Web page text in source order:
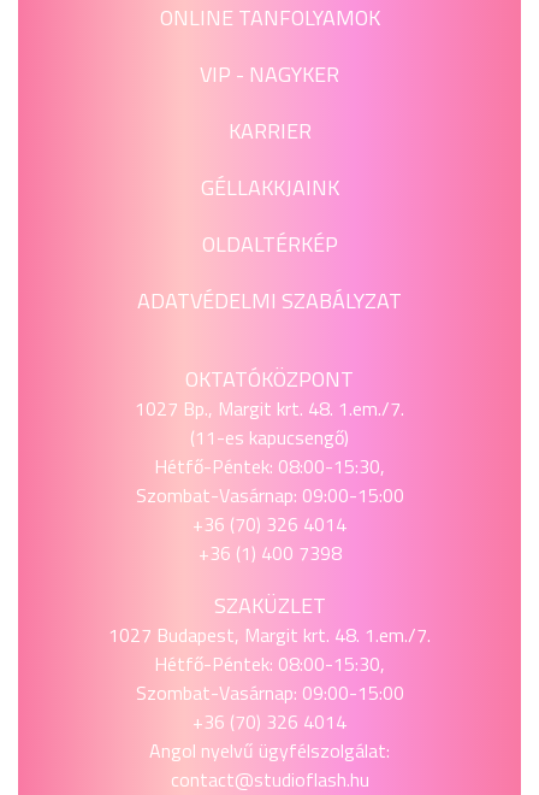
ONLINE TANFOLYAMOK
VIP - NAGYKER
KARRIER
GÉLLAKKJAINK
OLDALTÉRKÉP
ADATVÉDELMI SZABÁLYZAT
OKTATÓKÖZPONT
1027 Bp., Margit krt. 48. 1.em./7.
(11-es kapucsengő)
Hétfő-Péntek: 08:00-15:30,
Szombat-Vasárnap: 09:00-15:00
+36 (70) 326 4014
+36 (1) 400 7398
SZAKÜZLET
1027 Budapest, Margit krt. 48. 1.em./7.
Hétfő-Péntek: 08:00-15:30,
Szombat-Vasárnap: 09:00-15:00
+36 (70) 326 4014
Angol nyelvű ügyfélszolgálat:
contact@studioflash.hu